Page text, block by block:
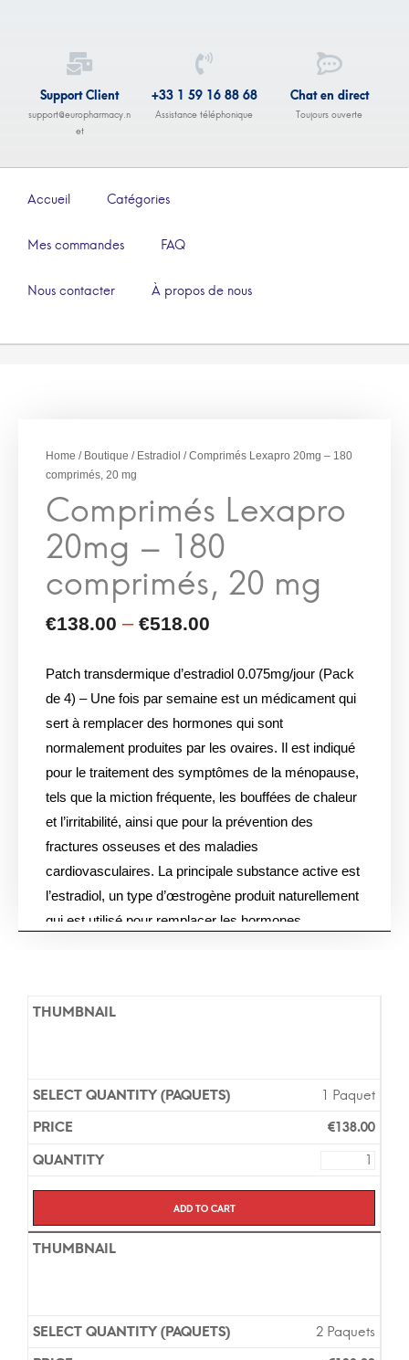
Support Client
support@europharmacy.n
et
+33 1 59 16 88 68
Assistance téléphonique
Chat en direct
Toujours ouverte
Accueil Catégories
Mes commandes FAQ
Nous contacter À propos de nous
Home / Boutique / Estradiol / Comprimés Lexapro 20mg – 180
comprimés, 20 mg
20mg – 180
comprimés, 20 mg
Patch transdermique d’estradiol 0.075mg/jour (Pack
de 4) – Une fois par semaine est un médicament qui
sert à remplacer des hormones qui sont
normalement produites par les ovaires. Il est indiqué
pour le traitement des symptômes de la ménopause,
tels que la miction fréquente, les bouffées de chaleur
et l’irritabilité, ainsi que pour la prévention des
fractures osseuses et des maladies
cardiovasculaires. La principale substance active est
l’estradiol, un type d’œstrogène produit naturellement
qui est utilisé pour remplacer les hormones
d’estradiol. Les versions génériques et de marque
d’avoir une ordonnance pour acheter ce médicament
1 Paquet
€138.00
Add to cart
2 Paquets